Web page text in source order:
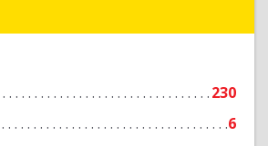
230
6
Подробнее